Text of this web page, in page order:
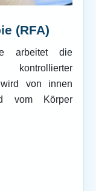
(RFA)
arbeitet die
kontrollierter
von innen
vom Körper